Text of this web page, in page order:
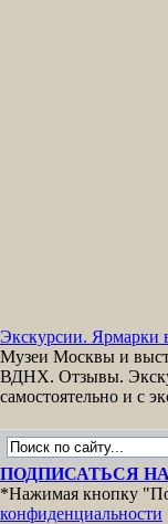
Экскурсии. Ярмарки
Музеи Москвы и
ВДНХ. Отзывы.
самостоятельно и с
ПОДПИСАТЬСЯ
*Нажимая кнопку
конфиденциальности